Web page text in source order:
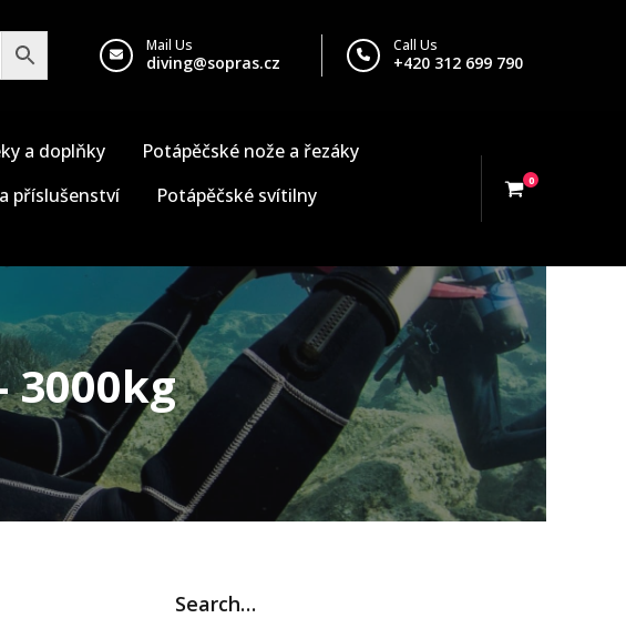
Call Us
+420 312 699 790
Mail Us
diving@sopras.cz
a doplňky
Potápěčské nože a řezáky
příslušenství
Potápěčské svítilny
0
3000kg
Search…